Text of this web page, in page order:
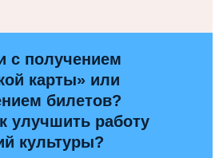
с получением
карты» или
билетов?
улучшить работу
культуры?